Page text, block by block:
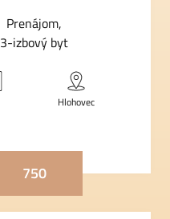
Prenájom
3-izbový byt
Hlohovec
750